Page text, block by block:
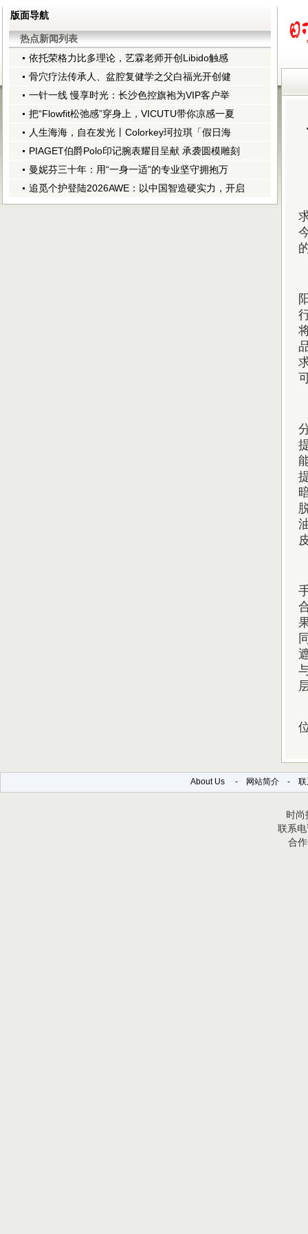
版面导航
热点新闻列表
依托荣格力比多理论，艺霖老师开创Libido触感
骨穴疗法传承人、盆腔复健学之父白福光开创健
一针一线 慢享时光：长沙色控旗袍为VIP客户举
把“Flowfit松弛感”穿身上，VICUTU带你凉感一夏
人生海海，自在发光丨Colorkey珂拉琪「假日海
PIAGET伯爵Polo印记腕表耀目呈献 承袭圆模雕刻
曼妮芬三十年：用“一身一适”的专业坚守拥抱万
追觅个护登陆2026AWE：以中国智造硬实力，开启
About Us - 网站简介 -
时
联系
合